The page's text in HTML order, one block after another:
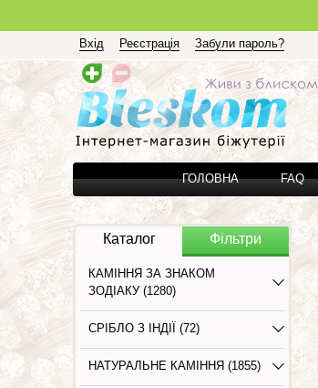
Вхід Реєстрація Забули пароль?
ГОЛОВНА FAQ
Каталог Фільтри
КАМІННЯ ЗА ЗНАКОМ
ЗОДІАКУ (1280)
СРІБЛО З ІНДІЇ (72)
НАТУРАЛЬНЕ КАМІННЯ (1855)